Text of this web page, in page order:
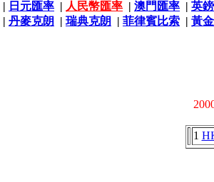
| 日元匯率 | 人民幣匯率 | 澳門匯率 | 英
| 丹麥克朗 | 瑞典克朗 | 菲律賓比索 | 黃
1